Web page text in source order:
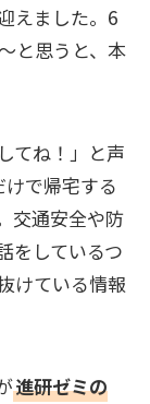
えました。6
と思うと、本
てね！」と声
で帰宅する
交通安全や防
をしているつ
けている情報
進研ゼミの